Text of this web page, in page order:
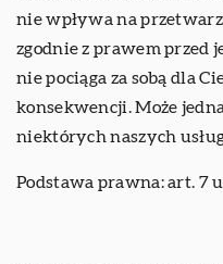
nie wpływa na
zgodnie z prawem przed
nie pociąga za sobą dla
konsekwencji. Może
niektórych naszych
Podstawa prawna: art. 7